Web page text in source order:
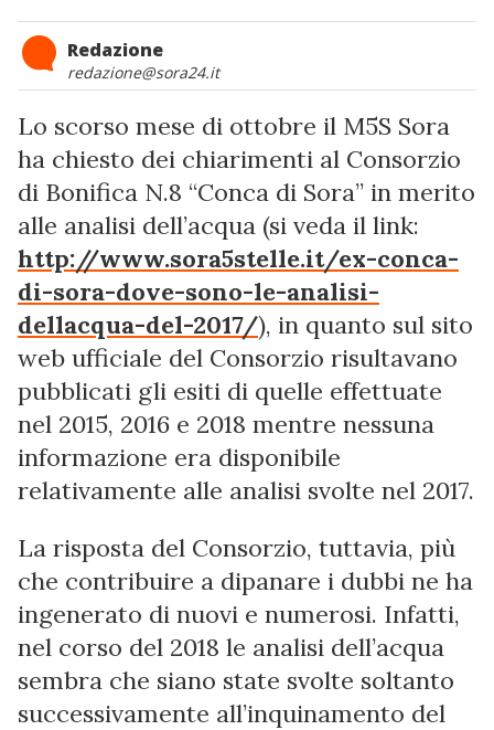
Redazione
redazione@sora24.it
Lo scorso mese di ottobre il M5S Sora
ha chiesto dei chiarimenti al Consorzio
di Bonifica N.8 “Conca di Sora” in merito
alle analisi dell’acqua (si veda il link:
http://www.sora5stelle.it/ex-conca-
di-sora-dove-sono-le-analisi-
dellacqua-del-2017/), in quanto sul sito
web ufficiale del Consorzio risultavano
pubblicati gli esiti di quelle effettuate
nel 2015, 2016 e 2018 mentre nessuna
informazione era disponibile
relativamente alle analisi svolte nel 2017.
La risposta del Consorzio, tuttavia, più
che contribuire a dipanare i dubbi ne ha
ingenerato di nuovi e numerosi. Infatti,
nel corso del 2018 le analisi dell’acqua
sembra che siano state svolte soltanto
successivamente all’inquinamento del